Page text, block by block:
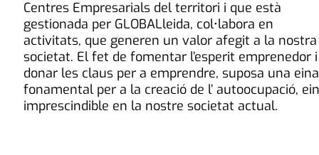
Centres Empresarials del territori i que està
gestionada per GLOBALleida, col•labora en
activitats, que generen un valor afegit a la nostra
societat. El fet de fomentar l’esperit emprenedor i
donar les claus per a emprendre, suposa una eina
fonamental per a la creació de l’ autoocupació,
imprescindible en la nostre societat actual.